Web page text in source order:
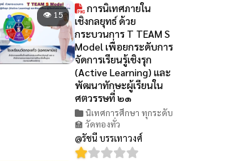
👁 15
การนิเทศภายใน
เชิงกลยุทธ์ ด้วย
กระบวนการ T TEAM S
Model เพื่อยกระดับการ
จัดการเรียนรู้เชิงรุก
(Active Learning) และ
พัฒนาทักษะผู้เรียนใน
ศตวรรษที่ ๒๑
นิเทศการศึกษา ทุกระดับ
🏫 วัดทองทั่ว
@รัชนี บรรเทาวงศ์